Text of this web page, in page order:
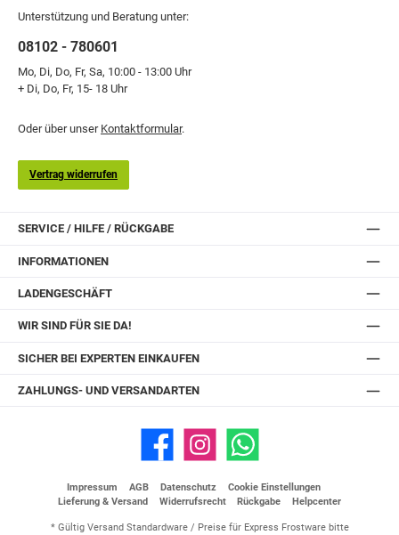
Unterstützung und Beratung unter:
08102 - 780601
Mo, Di, Do, Fr, Sa, 10:00 - 13:00 Uhr
+ Di, Do, Fr, 15- 18 Uhr
Oder über unser Kontaktformular.
Vertrag widerrufen
SERVICE / HILFE / RÜCKGABE
INFORMATIONEN
LADENGESCHÄFT
WIR SIND FÜR SIE DA!
SICHER BEI EXPERTEN EINKAUFEN
ZAHLUNGS- UND VERSANDARTEN
Facebook Instagram WhatsApp
Impressum AGB Datenschutz
Cookie Einstellungen
Lieferung & Versand
Widerrufsrecht Rückgabe Helpcenter
* Gültig Versand Standardware / Preise für Express Frostware bitte